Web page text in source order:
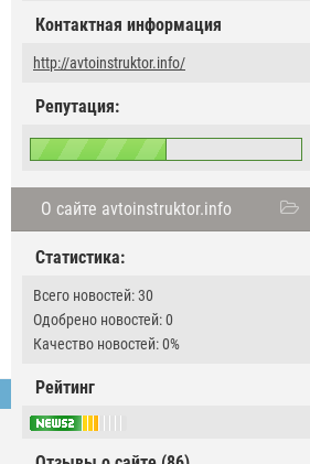
Контактная информация
http://avtoinstruktor.info/
Репутация:
О сайте avtoinstruktor.info
Статистика:
Всего новостей: 30
Одобрено новостей: 0
Качество новостей: 0%
Рейтинг